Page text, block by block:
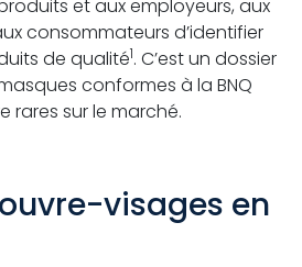
et aux employeurs, aux
consommateurs d’identifier
de qualité1. C’est un dossier
conformes à la BNQ
rares sur le marché.
visages en